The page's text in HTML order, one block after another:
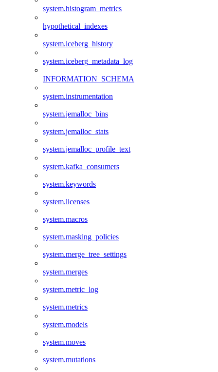
system.histogram_metrics
hypothetical_indexes
system.iceberg_history
system.iceberg_metadata_log
INFORMATION_SCHEMA
system.instrumentation
system.jemalloc_bins
system.jemalloc_stats
system.jemalloc_profile_text
system.kafka_consumers
system.keywords
system.licenses
system.macros
system.masking_policies
system.merge_tree_settings
system.merges
system.metric_log
system.metrics
system.models
system.moves
system.mutations